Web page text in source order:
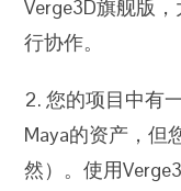
Verge3D旗舰版
行协作。
2. 您的项目中有
Maya的资产，但
然）。使用